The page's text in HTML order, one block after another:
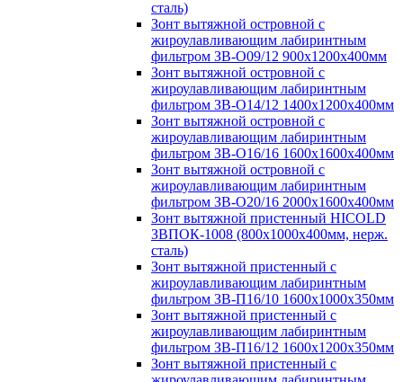
сталь)
Зонт вытяжной островной с
жироулавливающим лабиринтным
фильтром ЗВ-О09/12 900х1200х400мм
Зонт вытяжной островной с
жироулавливающим лабиринтным
фильтром ЗВ-О14/12 1400х1200х400мм
Зонт вытяжной островной с
жироулавливающим лабиринтным
фильтром ЗВ-О16/16 1600х1600х400мм
Зонт вытяжной островной с
жироулавливающим лабиринтным
фильтром ЗВ-О20/16 2000х1600х400мм
Зонт вытяжной пристенный HICOLD
ЗВПОК-1008 (800х1000х400мм, нерж.
сталь)
Зонт вытяжной пристенный с
жироулавливающим лабиринтным
фильтром ЗВ-П16/10 1600х1000х350мм
Зонт вытяжной пристенный с
жироулавливающим лабиринтным
фильтром ЗВ-П16/12 1600х1200х350мм
Зонт вытяжной пристенный с